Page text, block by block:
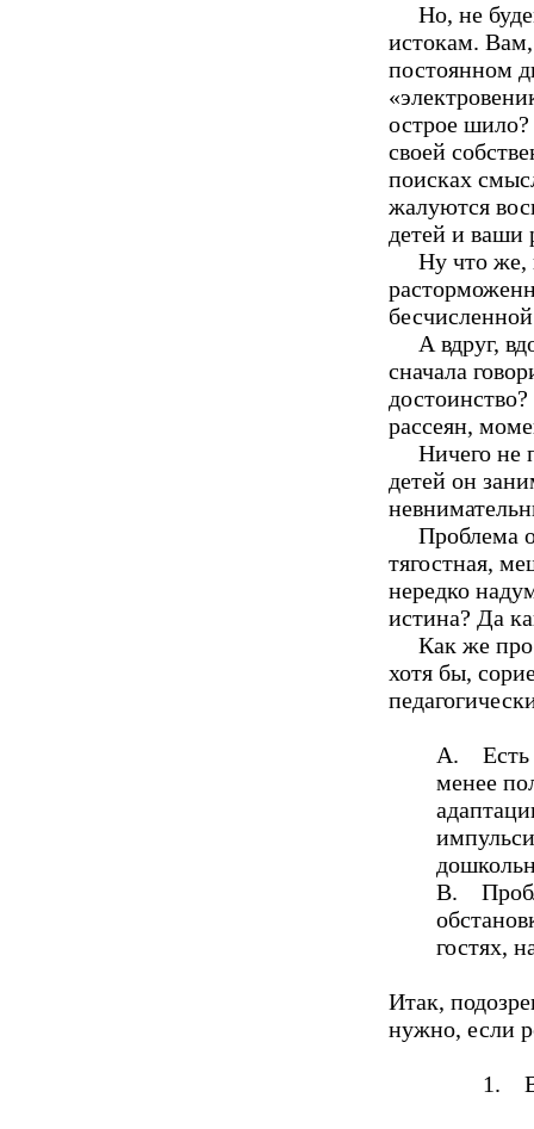
Но, не
истокам.
постоянном
острое
своей
поисках
жалуются
детей и ваши
Ну что же,
А вдруг,
сначала
достоинство?
рассеян,
Ничего не
детей он
Проблема
тягостная,
нередко
истина? Да
Как же
хотя бы,
A. Есть
менее
B.
гостях,
Итак,
нужно, если
1.